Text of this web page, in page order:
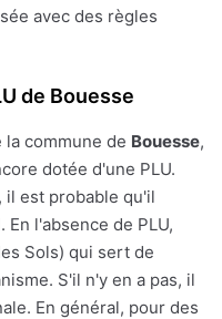
avec des règles
de Bouesse
commune de Bouesse,
dotée d'une PLU.
il est probable qu'il
l'absence de PLU,
Sols) qui sert de
S'il n'y en a pas, il
En général, pour des